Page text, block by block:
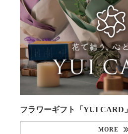
フラワーギフト「YUI CARD」
MORE